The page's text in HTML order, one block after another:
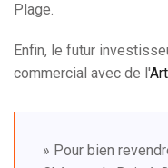
Plage.
Enfin, le futur
commercial avec de l'
» Pour bien